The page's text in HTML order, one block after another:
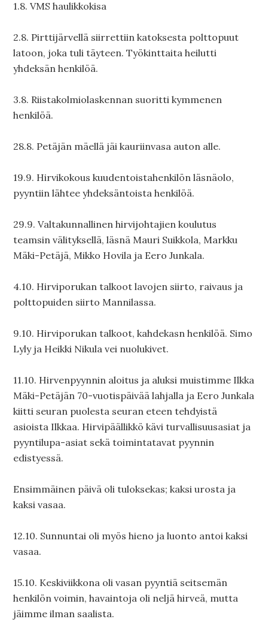
1.8. VMS haulikkokisa
2.8. Pirttijärvellä siirrettiin katoksesta polttopuut
latoon, joka tuli täyteen. Työkinttaita heilutti
yhdeksän henkilöä.
3.8. Riistakolmiolaskennan suoritti kymmenen
henkilöä.
28.8. Petäjän mäellä jäi kauriinvasa auton alle.
19.9. Hirvikokous kuudentoistahenkilön läsnäolo,
pyyntiin lähtee yhdeksäntoista henkilöä.
29.9. Valtakunnallinen hirvijohtajien koulutus
teamsin välityksellä, läsnä Mauri Suikkola, Markku
Mäki-Petäjä, Mikko Hovila ja Eero Junkala.
4.10. Hirviporukan talkoot lavojen siirto, raivaus ja
polttopuiden siirto Mannilassa.
9.10. Hirviporukan talkoot, kahdekasn henkilöä. Simo
Lyly ja Heikki Nikula vei nuolukivet.
11.10. Hirvenpyynnin aloitus ja aluksi muistimme Ilkka
Mäki-Petäjän 70-vuotispäivää lahjalla ja Eero Junkala
kiitti seuran puolesta seuran eteen tehdyistä
asioista Ilkkaa. Hirvipäällikkö kävi turvallisuusasiat ja
pyyntilupa-asiat sekä toimintatavat pyynnin
edistyessä.
Ensimmäinen päivä oli tuloksekas; kaksi urosta ja
kaksi vasaa.
12.10. Sunnuntai oli myös hieno ja luonto antoi kaksi
vasaa.
15.10. Keskiviikkona oli vasan pyyntiä seitsemän
henkilön voimin, havaintoja oli neljä hirveä, mutta
jäimme ilman saalista.